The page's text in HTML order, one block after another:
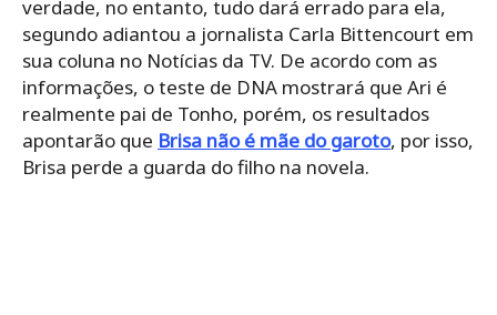
verdade, no entanto, tudo dará errado para ela,
segundo adiantou a jornalista Carla Bittencourt em
sua coluna no Notícias da TV. De acordo com as
informações, o teste de DNA mostrará que Ari é
realmente pai de Tonho, porém, os resultados
apontarão que Brisa não é mãe do garoto, por isso,
Brisa perde a guarda do filho na novela.